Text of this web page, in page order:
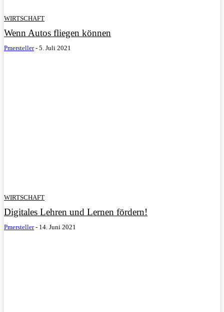
WIRTSCHAFT
Wenn Autos fliegen können
Pmersteller - 5. Juli 2021
WIRTSCHAFT
Digitales Lehren und Lernen fördern!
Pmersteller - 14. Juni 2021